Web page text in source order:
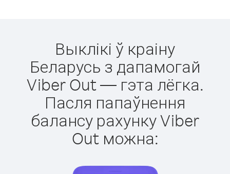
Выклікі ў краіну
Беларусь з дапамогай
Viber Out — гэта лёгка.
Пасля папаўнення
балансу рахунку Viber
Out можна: